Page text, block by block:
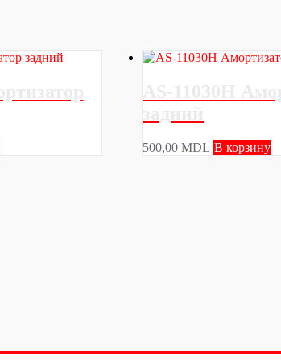
500,00MDL В корзину